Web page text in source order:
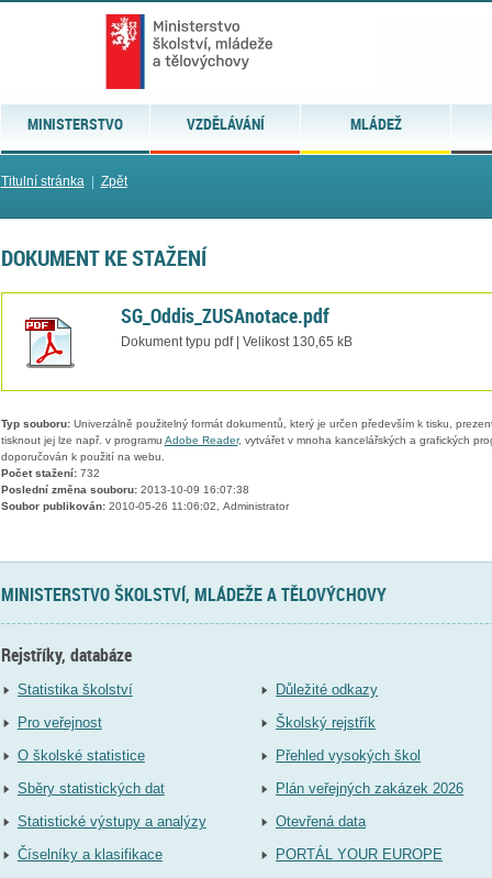
MINISTERSTVO VZDĚLÁVÁNÍ MLÁDEŽ
Titulní stránka| Zpět
DOKUMENT KE STAŽENÍ
SG_Oddis_ZUSAnotace.pdf
Dokument typu pdf | Velikost 130,65 kB
Typ souboru:Univerzálně použitelný formát dokumentů, který je určen především k tisku,
tisknout jej lze např. v programu Adobe Reader, vytvářet v mnoha kancelářských a grafických
doporučován k použití na webu.
Počet stažení:732
Poslední změna souboru:2013-10-09 16:07:38
Soubor publikován:2010-05-26 11:06:02, Administrator
MINISTERSTVO ŠKOLSTVÍ, MLÁDEŽE A TĚLOVÝCHOVY
Rejstříky, databáze
Statistika školství
Pro veřejnost
O školské statistice
Sběry statistických dat
Statistické výstupy a analýzy
Číselníky a klasifikace
Důležité odkazy
Školský rejstřík
Přehled vysokých škol
Plán veřejných zakázek 2026
Otevřená data
PORTÁL YOUR EUROPE